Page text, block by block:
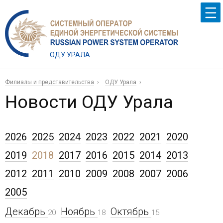
ОДУ УРАЛА
Филиалы и представительства ОДУ Урала
Новости ОДУ Урала
2026 2025 2024 2023 2022 2021
2020
2019 2018
Декабрь 20 Ноябрь 18 Октябрь 15
2017 2016 2015 2014 2013
2012 2011 2010 2009 2008 2007 2006
2005